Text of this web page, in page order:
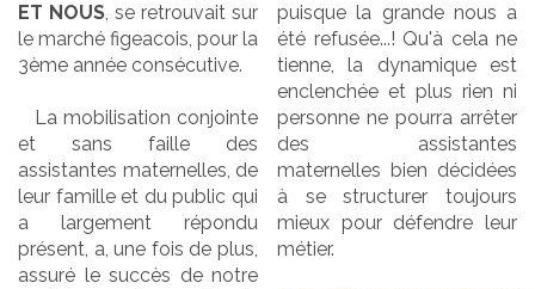
ET NOUS, se retrouvait sur
le marché figeacois, pour la
3ème année consécutive.
La mobilisation conjointe
et sans faille des
assistantes maternelles, de
leur famille et du public qui
a largement répondu
présent, a, une fois de plus,
assuré le succès de notre
puisque la grande nous a
été refusée...! Qu'à cela ne
tienne, la dynamique est
enclenchée et plus rien ni
personne ne pourra arrêter
des assistantes
maternelles bien décidées
à se structurer toujours
mieux pour défendre leur
métier.